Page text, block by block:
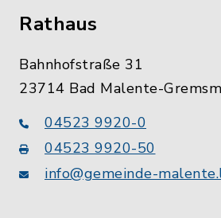
Rathaus
Bahnhofstraße 31
23714 Bad Malente-
04523 9920-0
04523 9920-50
info@gemeinde-